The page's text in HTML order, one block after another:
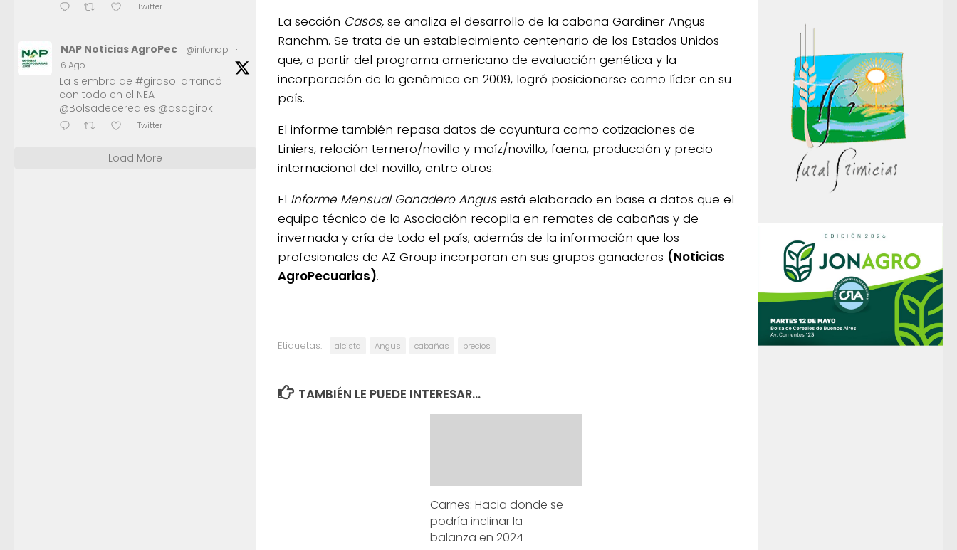
La sección Casos, se analiza el desarrollo de la cabaña Gardiner Angus
Ranchm. Se trata de un establecimiento centenario de los Estados Unidos
que, a partir del programa americano de evaluación genética y la
incorporación de la genómica en 2009, logró posicionarse como líder en su
país.
El informe también repasa datos de coyuntura como cotizaciones de
Liniers, relación ternero/novillo y maíz/novillo, faena, producción y precio
internacional del novillo, entre otros.
El Informe Mensual Ganadero Angusestá elaborado en base a datos que el
equipo técnico de la Asociación recopila en remates de cabañas y de
invernada y cría de todo el país, además de la información que los
profesionales de AZ Group incorporan en sus grupos ganaderos (Noticias
AgroPecuarias).
Etiquetas: alcista Angus cabañas precios
TAMBIÉN LE PUEDE INTERESAR...
Carnes: Hacia donde se
podría inclinar la
balanza en 2024
Twitter
NAP Noticias AgroPec @infonap
·
6 Ago
La siembra de #girasol arrancó
con todo en el NEA
@Bolsadecereales @asagirok
Twitter
Load More